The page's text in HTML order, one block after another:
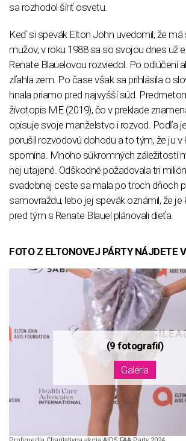
sa rozhodol šíriť osvetu.
Keď si spevák Elton John uvedomil, že má
mužov, v roku 1988 sa so svojou dnes už
Renate Blauelovou rozviedol. Po odlúčení
zľahla zem. Po čase však sa prihlásila o
hnala priamo pred najvyšší súd.
životopis ME (2019), čo v preklade
opisuje svoje manželstvo i rozvod. Podľa
porušil rozvodovú dohodu a to tým, že ju v
spomína. Mnoho súkromných záležitostí
nej utajené. Odškodné požadovala tri
svadobnej ceste sa mala po troch dňoch
samovraždu, lebo jej spevák oznámil, že je
pred tým s Renate Blauel plánovali dieťa.
FOTO Z ELTONOVEJ PÁRTY NÁJDETE